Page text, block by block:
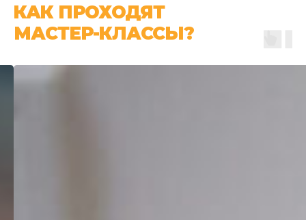
КАК ПРОХОДЯТ
МАСТЕР-КЛАССЫ?